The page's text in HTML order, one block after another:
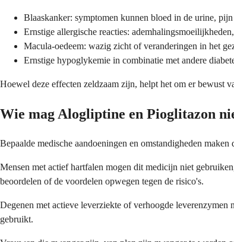
Blaaskanker: symptomen kunnen bloed in de urine,
Ernstige allergische reacties:
Macula-oedeem: wazig zicht of veranderingen in het
Ernstige hypoglykemie in combinatie met andere
Hoewel deze effecten zeldzaam zijn, helpt het om er bewust
Wie mag Alogliptine en Pioglitazon
Bepaalde medische aandoeningen en omstandigheden
Mensen met actief hartfalen mogen dit medicijn niet
beoordelen of de voordelen opwegen tegen de risico's.
Degenen met actieve leverziekte of verhoogde
gebruikt.